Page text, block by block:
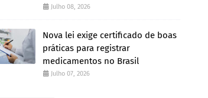
Julho 08, 2026
Nova lei exige certificado de boas
práticas para registrar
medicamentos no Brasil
Julho 07, 2026